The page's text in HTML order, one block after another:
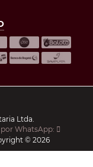
Ltda.
WhatsApp:
© 2026